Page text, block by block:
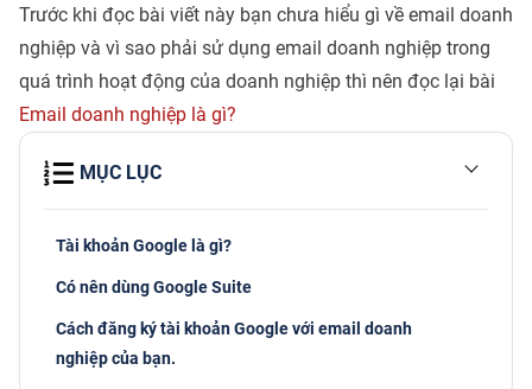
Trước khi đọc bài viết này bạn chưa hiểu gì về email doanh
nghiệp và vì sao phải sử dụng email doanh nghiệp trong
quá trình hoạt động của doanh nghiệp thì nên đọc lại bài
Email doanh nghiệp là gì?
MỤC LỤC
Tài khoản Google là gì?
Có nên dùng Google Suite
Cách đăng ký tài khoản Google với email doanh
nghiệp của bạn.